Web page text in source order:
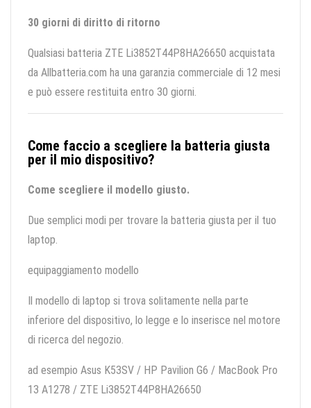
30 giorni di diritto di ritorno
Qualsiasi batteria ZTE Li3852T44P8HA26650 acquistata
da Allbatteria.com ha una garanzia commerciale di 12 mesi
e può essere restituita entro 30 giorni.
Come faccio a scegliere la batteria giusta
per il mio dispositivo?
Come scegliere il modello giusto.
Due semplici modi per trovare la batteria giusta per il tuo
laptop.
equipaggiamento modello
Il modello di laptop si trova solitamente nella parte
inferiore del dispositivo, lo legge e lo inserisce nel motore
di ricerca del negozio.
ad esempio Asus K53SV / HP Pavilion G6 / MacBook Pro
13 A1278 / ZTE Li3852T44P8HA26650